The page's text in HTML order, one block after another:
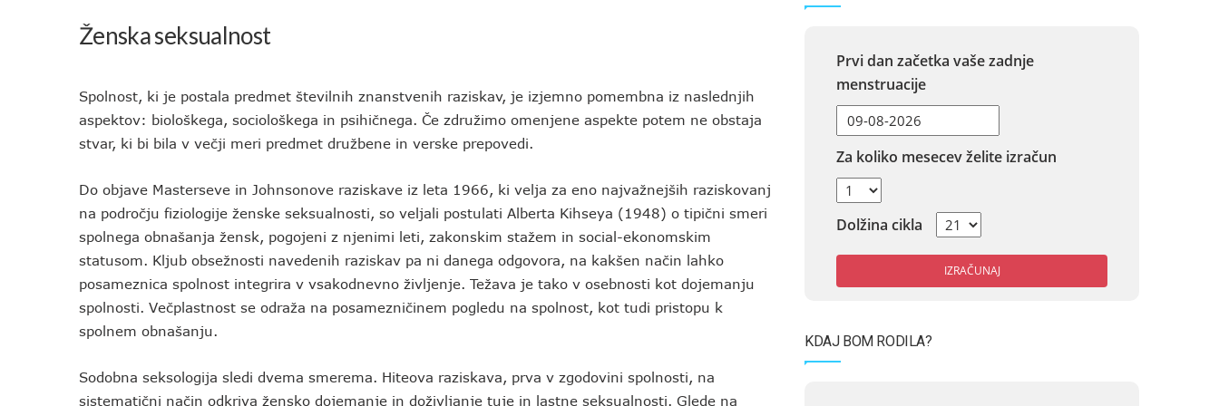
Ženska seksualnost
Spolnost, ki je postala predmet številnih znanstvenih raziskav, je izjemno pomembna iz naslednjih
aspektov: biološkega, sociološkega in psihičnega. Če združimo omenjene aspekte potem ne obstaja
stvar, ki bi bila v večji meri predmet družbene in verske prepovedi.
Do objave Masterseve in Johnsonove raziskave iz leta 1966, ki velja za eno najvažnejših raziskovanj
na področju fiziologije ženske seksualnosti, so veljali postulati Alberta Kihseya (1948) o tipični smeri
spolnega obnašanja žensk, pogojeni z njenimi leti, zakonskim stažem in social-ekonomskim
statusom. Kljub obsežnosti navedenih raziskav pa ni danega odgovora, na kakšen način lahko
posameznica spolnost integrira v vsakodnevno življenje. Težava je tako v osebnosti kot dojemanju
spolnosti. Večplastnost se odraža na posamezničinem pogledu na spolnost, kot tudi pristopu k
spolnem obnašanju.
Sodobna seksologija sledi dvema smerema. Hiteova raziskava, prva v zgodovini spolnosti, na
sistematični način odkriva žensko dojemanje in doživljanje tuje in lastne seksualnosti. Glede na
Prvi dan začetka vaše zadnje
menstruacije
Za koliko mesecev želite izračun
Dolžina cikla
IZRAČUNAJ
KDAJ BOM RODILA?